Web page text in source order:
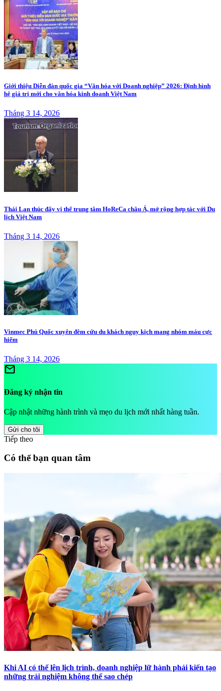
Giới thiệu Diễn đàn quốc gia “Văn hóa với Doanh nghiệp” 2026: Định hình
hệ giá trị mới cho văn hóa kinh doanh Việt Nam
Tháng 3 14, 2026
Thái Lan thúc đẩy vị thế trung tâm HoReCa châu Á, mở rộng hợp tác với Du
lịch Việt Nam
Tháng 3 14, 2026
Vinmec Phú Quốc xuyên đêm cứu du khách nguy kịch mang nhóm máu cực
hiếm
Tháng 3 14, 2026
mail
Đăng ký nhận tin
Cập nhật những hành trình và mẹo du lịch mới nhất hàng tuần.
Gửi cho tôi
Tiếp theo
Có thể bạn quan tâm
Khi AI có thể lên lịch trình, doanh nghiệp lữ hành phải kiến tạo
những trải nghiệm không thể sao chép